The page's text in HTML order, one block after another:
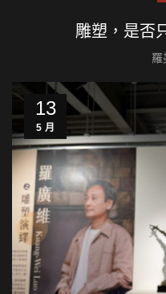
雕塑，是否
羅
13
5 月